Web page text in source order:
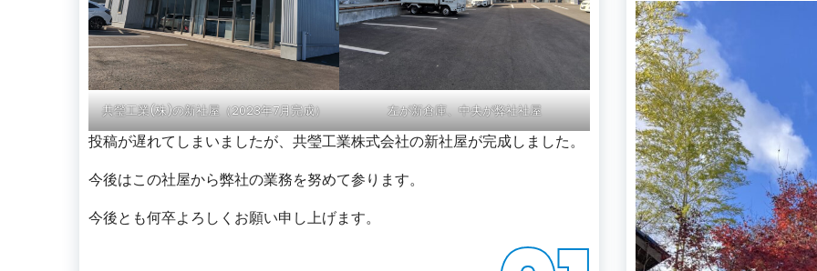
共瑩工業(株)の新社屋（2023年7月完成） 左が新倉庫、中央が弊社社屋
投稿が遅れてしまいましたが、共瑩工業株式会社の新社屋が完成しました。
今後はこの社屋から弊社の業務を努めて参ります。
今後とも何卒よろしくお願い申し上げます。